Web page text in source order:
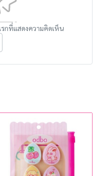
กที่แสดงความคิดเห็น